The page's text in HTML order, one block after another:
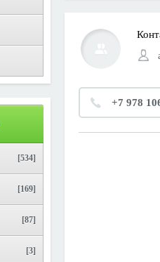
[534]
[169]
[87]
[3]
+7 978